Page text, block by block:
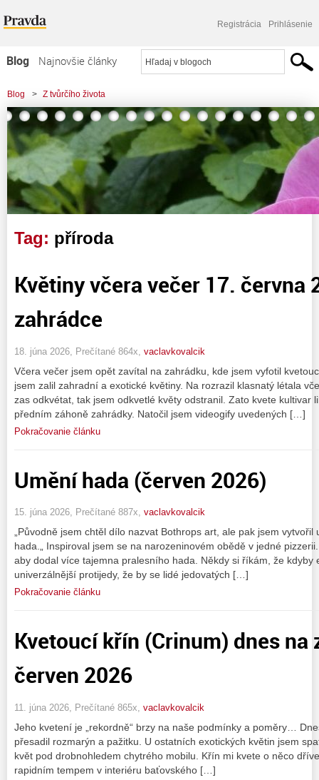
Registrácia Prihlásenie
Blog
Najnovšie články
Najčítanejšie články
Najkomentovanejšie články
Zoznam blogov
Komerčné blogy
Blog > Z tvůrčího života
Tag: příroda
Květiny včera večer 17. června
zahrádce
18. júna 2026, Prečítané 864x, vaclavkovalcik
Včera večer jsem opět zavítal na zahrádku, kde jsem vyfotil
jsem zalil zahradní a exotické květiny. Na rozrazil klasnatý létala
zas odkvétat, tak jsem odkvetlé květy odstranil. Zato kvete kultivar
předním záhoně zahrádky. Natočil jsem videogify uvedených […]
Pokračovanie článku
Umění hada (červen 2026)
15. júna 2026, Prečítané 887x, vaclavkovalcik
„Původně jsem chtěl dílo nazvat Bothrops art, ale pak jsem
hada.„ Inspiroval jsem se na narozeninovém obědě v jedné
aby dodal více tajemna pralesního hada. Někdy si říkám, že kdyby
univerzálnější protijedy, že by se lidé jedovatých […]
Pokračovanie článku
Kvetoucí křín (Crinum) dnes na
červen 2026
11. júna 2026, Prečítané 865x, vaclavkovalcik
Jeho kvetení je „rekordně“ brzy na naše podmínky a poměry…
přesadil rozmarýn a pažitku. U ostatních exotických květin jsem
květ pod drobnohledem chytrého mobilu. Křín mi kvete o něco
rapidním tempem v interiéru baťovského […]